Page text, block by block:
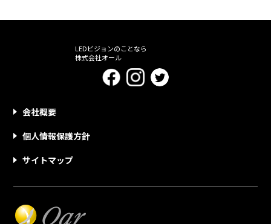
LEDビジョンのことなら
株式会社オール
会社概要
個人情報保護方針
サイトマップ